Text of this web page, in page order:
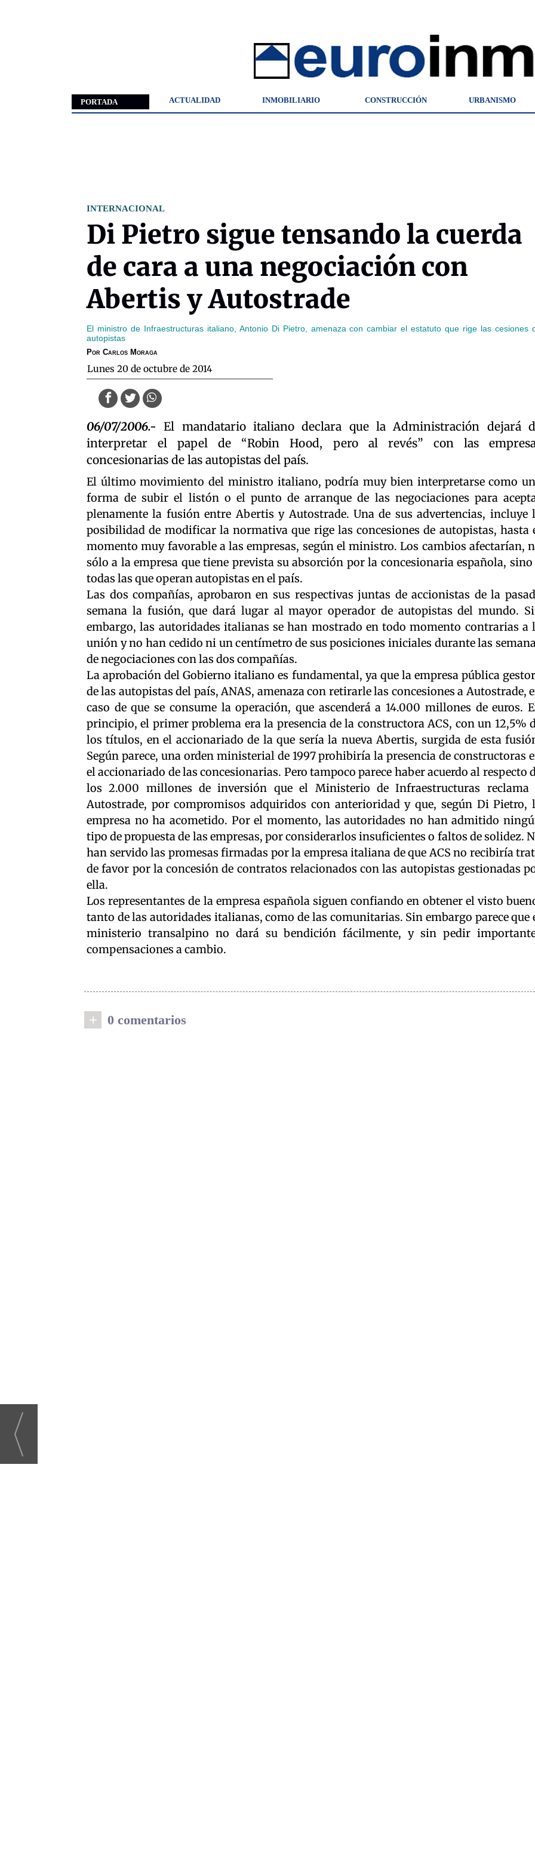
PORTADA ACTUALIDAD INMOBILIARIO CONSTRUCCIÓN URBANISMO
INTERNACIONAL
Di Pietro sigue tensando la cuerda
de cara a una negociación con
Abertis y Autostrade
El ministro de Infraestructuras italiano, Antonio Di Pietro, amenaza con cambiar el estatuto que rige las cesiones
autopistas
Por Carlos Moraga
lunes 20 de octubre de 2014
06/07/2006.- El mandatario italiano declara que la Administración dejará
interpretar el papel de “Robin Hood, pero al revés” con las
concesionarias de las autopistas del país.
El último movimiento del ministro italiano, podría muy bien interpretarse como
forma de subir el listón o el punto de arranque de las negociaciones para
plenamente la fusión entre Abertis y Autostrade. Una de sus advertencias, incluye
posibilidad de modificar la normativa que rige las concesiones de autopistas, hasta
momento muy favorable a las empresas, según el ministro. Los cambios afectarían,
sólo a la empresa que tiene prevista su absorción por la concesionaria española, sino
todas las que operan autopistas en el país.
Las dos compañías, aprobaron en sus respectivas juntas de accionistas de la
semana la fusión, que dará lugar al mayor operador de autopistas del mundo.
embargo, las autoridades italianas se han mostrado en todo momento contrarias a
unión y no han cedido ni un centímetro de sus posiciones iniciales durante las
de negociaciones con las dos compañías.
La aprobación del Gobierno italiano es fundamental, ya que la empresa pública
de las autopistas del país, ANAS, amenaza con retirarle las concesiones a Autostrade,
caso de que se consume la operación, que ascenderá a 14.000 millones de euros.
principio, el primer problema era la presencia de la constructora ACS, con un 12,5%
los títulos, en el accionariado de la que sería la nueva Abertis, surgida de esta
Según parece, una orden ministerial de 1997 prohibiría la presencia de constructoras
el accionariado de las concesionarias. Pero tampoco parece haber acuerdo al respecto
los 2.000 millones de inversión que el Ministerio de Infraestructuras reclama
Autostrade, por compromisos adquiridos con anterioridad y que, según Di Pietro,
empresa no ha acometido. Por el momento, las autoridades no han admitido
tipo de propuesta de las empresas, por considerarlos insuficientes o faltos de solidez.
han servido las promesas firmadas por la empresa italiana de que ACS no recibiría
de favor por la concesión de contratos relacionados con las autopistas gestionadas
ella.
Los representantes de la empresa española siguen confiando en obtener el visto
tanto de las autoridades italianas, como de las comunitarias. Sin embargo parece que
ministerio transalpino no dará su bendición fácilmente, y sin pedir
compensaciones a cambio.
+ 0 comentarios